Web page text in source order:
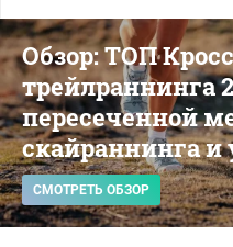
Обзор: ТОП
трейлраннинга
пересеченной
скайраннинга и
СМОТРЕТЬ ОБЗОР